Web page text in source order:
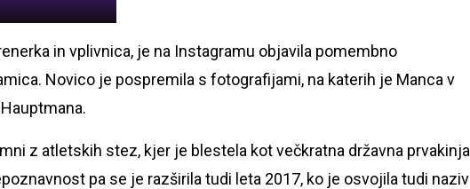
in vplivnica, je na Instagramu objavila pomembno
Novico je pospremila s fotografijami, na katerih je Manca v
z atletskih stez, kjer je blestela kot večkratna državna prvakinja
pa se je razširila tudi leta 2017, ko je osvojila tudi naziv